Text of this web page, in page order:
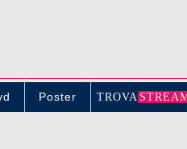
Poster TROVA